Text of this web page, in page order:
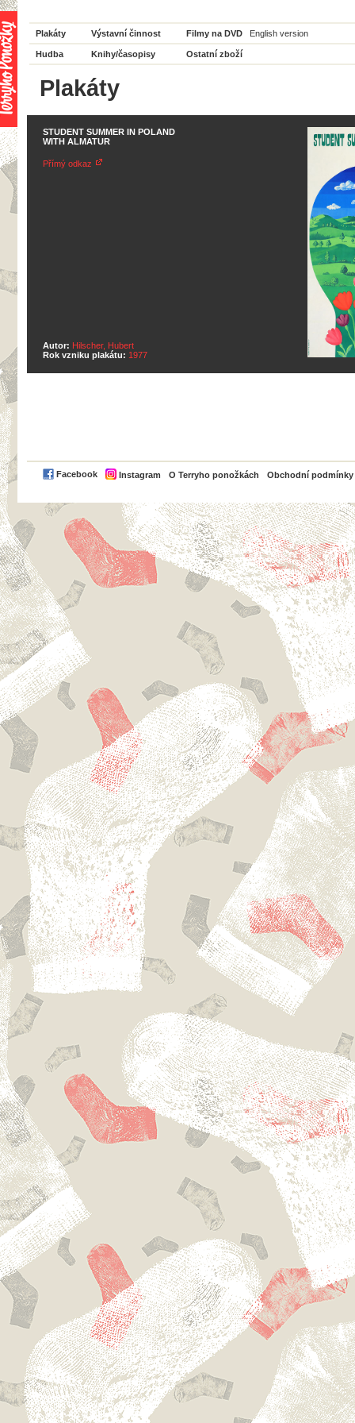
Plakáty Výstavní činnost Filmy na DVD English version
Hudba Knihy/časopisy Ostatní zboží
Plakáty
STUDENT SUMMER IN POLAND
WITH ALMATUR
Přímý odkaz
Autor: Hilscher, Hubert
Rok vzniku plakátu: 1977
Facebook Instagram O Terryho ponožkách Obchodní podmínky
PayPal